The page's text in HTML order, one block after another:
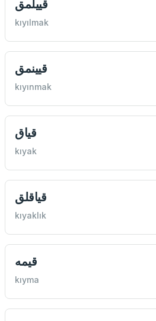
قييلمق
kıyılmak
قيينمق
kıyınmak
قياق
kıyak
قياقلق
kıyaklık
قيمه
kıyma